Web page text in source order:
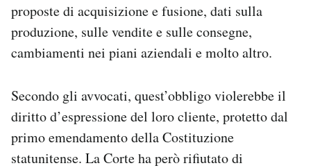
proposte di acquisizione e fusione, dati sulla
produzione, sulle vendite e sulle consegne,
cambiamenti nei piani aziendali e molto altro.
Secondo gli avvocati, quest’obbligo violerebbe il
diritto d’espressione del loro cliente, protetto dal
primo emendamento della Costituzione
statunitense. La Corte ha però rifiutato di